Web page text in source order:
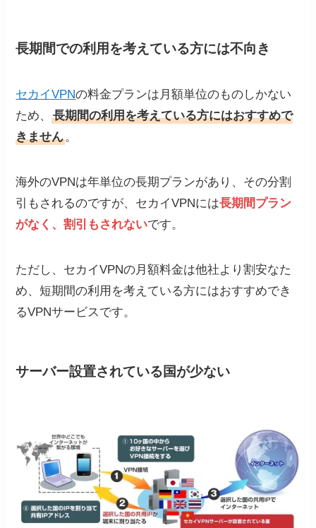
長期間での利用を考えている方には不向き
セカイVPNの料金プランは月額単位のものしかない
ため、長期間の利用を考えている方にはおすすめで
きません。
海外のVPNは年単位の長期プランがあり、その分割
引もされるのですが、セカイVPNには長期間プラン
がなく、割引も されないです。
ただし、セカイVPNの月額料金は他社より割安なた
め、短期間の利用を考えている方にはおすすめでき
るVPNサービスです。
サーバー設置されている国が少ない